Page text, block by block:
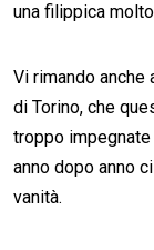
una filippica
Vi rimando anche
di Torino, che
troppo
anno dopo anno
vanità.